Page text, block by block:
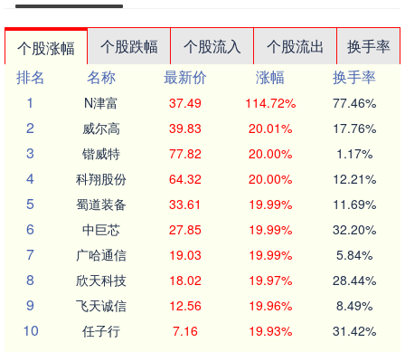
个股涨幅 个股跌幅 个股流入 个股流出
换手率
排名
名称 最新价 涨幅
换手率
1
N津富 37.49 114.72% 77.46%
2 威尔高 39.83 20.01% 17.76%
3 锴威特 77.82 20.00% 1.17%
4 科翔股份 64.32 20.00% 12.21%
5 蜀道装备 33.61 19.99% 11.69%
6 中巨芯 27.85 19.99% 32.20%
7 广哈通信 19.03 19.99% 5.84%
8 欣天科技 18.02 19.97% 28.44%
9 飞天诚信 12.56 19.96% 8.49%
10 任子行 7.16 19.93% 31.42%